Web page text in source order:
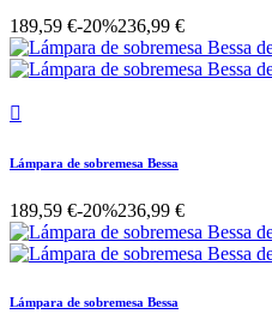
189,59 €-20%236,99 €

Lámpara de sobremesa Bessa
189,59 €-20%236,99 €
Lámpara de sobremesa Bessa